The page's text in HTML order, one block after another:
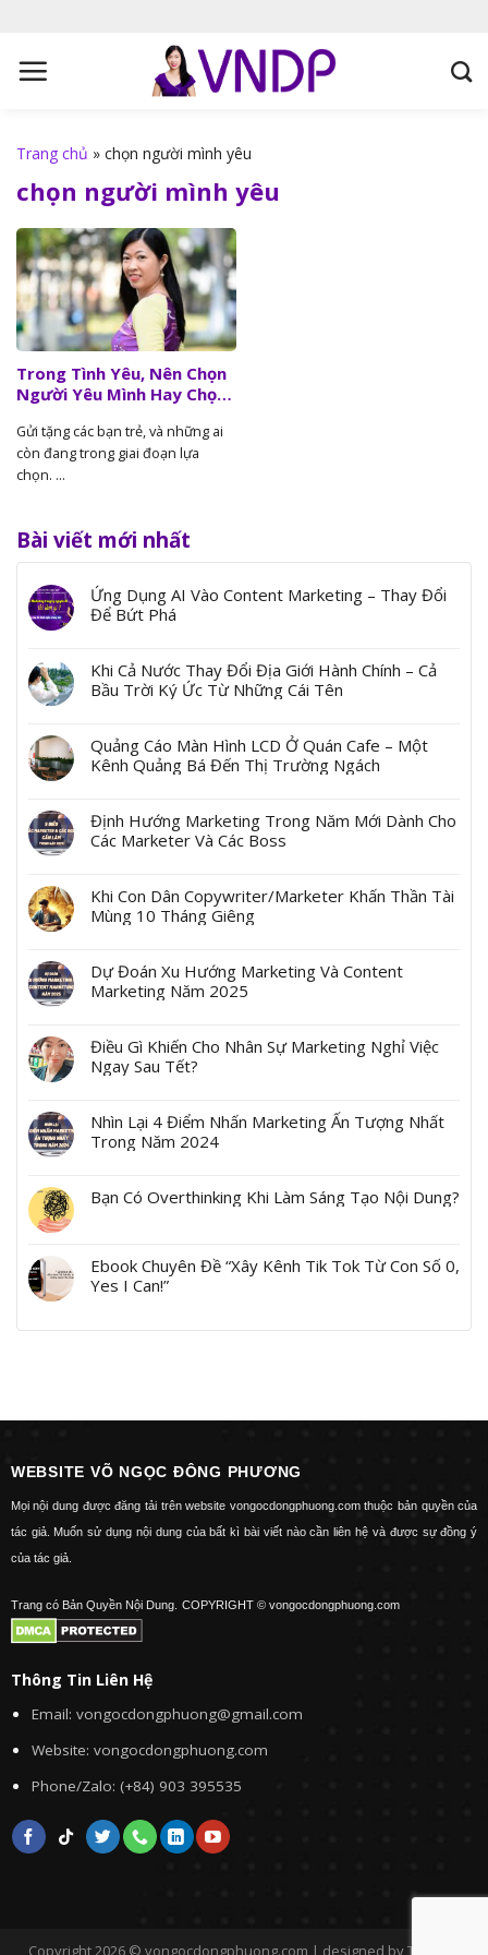
Trang chủ » chọn người mình yêu
chọn người mình yêu
Trong Tình Yêu, Nên Chọn
Người Yêu Mình Hay Chọn
Gửi tặng các bạn trẻ, và những ai
còn đang trong giai đoạn lựa
chọn. ...
Bài viết mới nhất
Ứng Dụng AI Vào Content Marketing – Thay Đổi
Để Bứt Phá
Khi Cả Nước Thay Đổi Địa Giới Hành Chính – Cả
Bầu Trời Ký Ức Từ Những Cái Tên
Quảng Cáo Màn Hình LCD Ở Quán Cafe – Một
Kênh Quảng Bá Đến Thị Trường Ngách
Định Hướng Marketing Trong Năm Mới Dành Cho
Các Marketer Và Các Boss
Khi Con Dân Copywriter/Marketer Khấn Thần Tài
Mùng 10 Tháng Giêng
Dự Đoán Xu Hướng Marketing Và Content
Marketing Năm 2025
Điều Gì Khiến Cho Nhân Sự Marketing Nghỉ Việc
Ngay Sau Tết?
Nhìn Lại 4 Điểm Nhấn Marketing Ấn Tượng Nhất
Trong Năm 2024
Bạn Có Overthinking Khi Làm Sáng Tạo Nội Dung?
Ebook Chuyên Đề “Xây Kênh Tik Tok Từ Con Số 0,
Yes I Can!”
WEBSITE VÕ NGỌC ĐÔNG PHƯƠNG
Mọi nội dung được đăng tải trên website vongocdongphuong.com thuộc bản quyền của
tác giả. Muốn sử dụng nội dung của bất kì bài viết nào cần liên hệ và được sự đồng ý
của tác giả.
Trang có Bản Quyền Nội Dung. COPYRIGHT © vongocdongphuong.com
Thông Tin Liên Hệ
Email: vongocdongphuong@gmail.com
Website: vongocdongphuong.com
Phone/Zalo: (+84) 903 395535
Copyright 2026 © vongocdongphuong.com | designed by Tini&Me